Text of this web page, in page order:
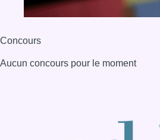
Concours
Aucun concours pour le moment